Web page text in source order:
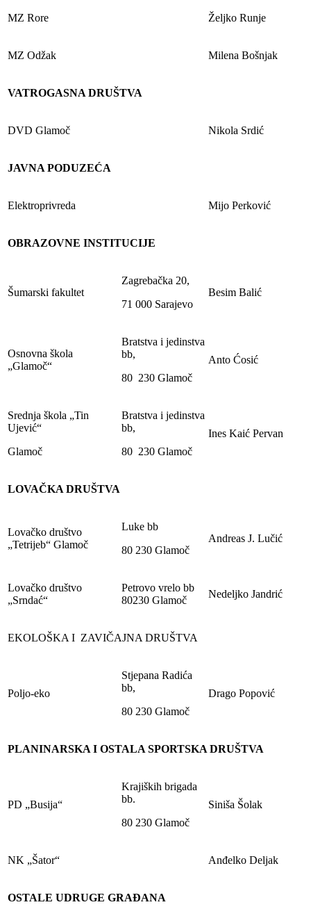
MZ Rore Željko Runje
MZ Odžak Milena Bošnjak
VATROGASNA DRUŠTVA
DVD Glamoč Nikola Srdić
JAVNA PODUZEĆA
Elektroprivreda Mijo Perković
OBRAZOVNE INSTITUCIJE
Šumarski fakultet
Zagrebačka 20,
71 000 Sarajevo
Besim Balić
Osnovna škola
„Glamoč“
Bratstva i jedinstva
bb,
80 230 Glamoč
Anto Ćosić
Srednja škola „Tin
Ujević“
Glamoč
Bratstva i jedinstva
bb,
80 230 Glamoč
Ines Kaić Pervan
LOVAČKA DRUŠTVA
Lovačko društvo
„Tetrijeb“ Glamoč
Luke bb
80 230 Glamoč
Andreas J. Lučić
Lovačko društvo
„Srndać“
Petrovo vrelo bb
80230 Glamoč
Nedeljko Jandrić
EKOLOŠKA I ZAVIČAJNA DRUŠTVA
Poljo-eko
Stjepana Radića
bb,
80 230 Glamoč
Drago Popović
PLANINARSKA I OSTALA SPORTSKA DRUŠTVA
PD „Busija“
Krajiških brigada
bb.
80 230 Glamoč
Siniša Šolak
NK „Šator“ Anđelko Deljak
OSTALE UDRUGE GRAĐANA